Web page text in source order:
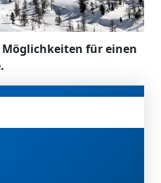
Möglichkeiten für einen